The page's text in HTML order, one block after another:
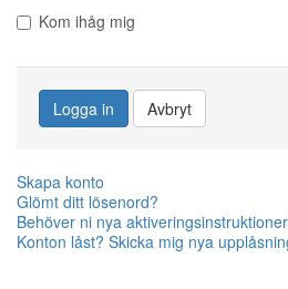
Kom ihåg mig
Logga in Avbryt
Skapa konto
Glömt ditt lösenord?
Behöver ni nya
Konton låst? Skicka mig nya